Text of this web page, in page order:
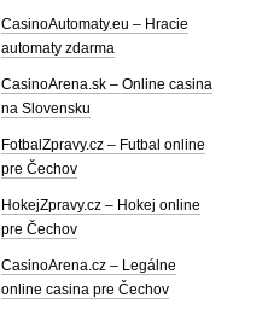
CasinoAutomaty.eu – Hracie
automaty zdarma
CasinoArena.sk – Online casina
na Slovensku
FotbalZpravy.cz – Futbal online
pre Čechov
HokejZpravy.cz – Hokej online
pre Čechov
CasinoArena.cz – Legálne
online casina pre Čechov